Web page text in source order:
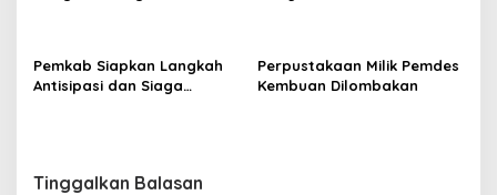
Pemkab Siapkan Langkah
Antisipasi dan Siaga
Perpustakaan Milik Pemdes
Kembuan Dilombakan
Tinggalkan Balasan